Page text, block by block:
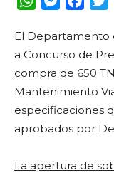
El Departamento
a Concurso de
compra de 650
Mantenimiento
especificaciones
aprobados por
La apertura de